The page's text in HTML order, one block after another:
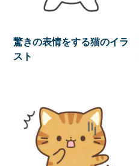
驚きの表情をする猫のイラ
スト